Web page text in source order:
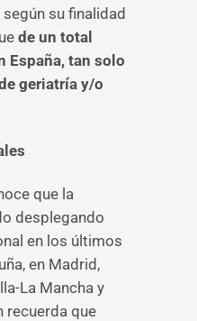
su finalidad
de un total
España, tan solo
geriatría y/o
que la
desplegando
en los últimos
en Madrid,
La Mancha y
recuerda que